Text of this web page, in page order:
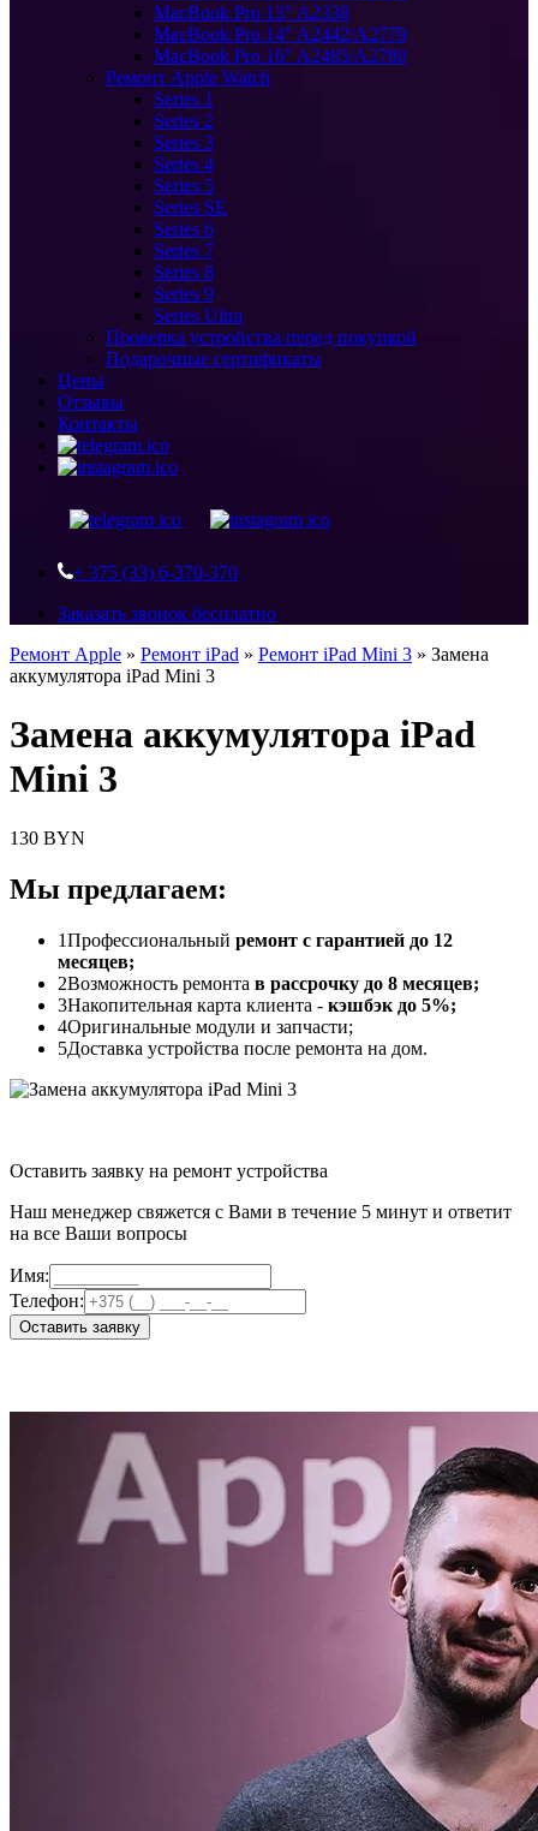
MacBook Pro 13" A2338
MacBook Pro 14" A2442/A2779
MacBook Pro 16" A2485/A2780
Ремонт Apple Watch
Series 1
Series 2
Series 3
Series 4
Series 5
Series SE
Series 6
Series 7
Series 8
Series 9
Series Ultra
Проверка устройства перед покупкой
Подарочные сертификаты
Цены
Отзывы
Контакты
+ 375 (33) 6-370-370
Заказать звонок бесплатно
Ремонт Apple » Ремонт iPad » Ремонт iPad Mini 3 » Замена
аккумулятора iPad Mini 3
Замена аккумулятора iPad
Mini 3
130 BYN
Мы предлагаем:
1Профессиональный ремонт с гарантией до 12
месяцев;
2Возможность ремонта в рассрочку до 8 месяцев;
3Накопительная карта клиента - кэшбэк до 5%;
4Оригинальные модули и запчасти;
5Доставка устройства после ремонта на дом.
Оставить заявку на ремонт устройства
Наш менеджер свяжется с Вами в течение 5 минут и ответит
на все Ваши вопросы
Имя:
Телефон:
Оставить заявку